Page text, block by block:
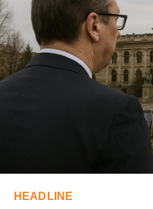
HEADLINE